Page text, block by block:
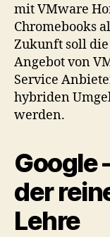
mit VMware
Chromebooks
Zukunft soll die
Angebot von
Service
hybriden
werden.
Google
der
Lehre